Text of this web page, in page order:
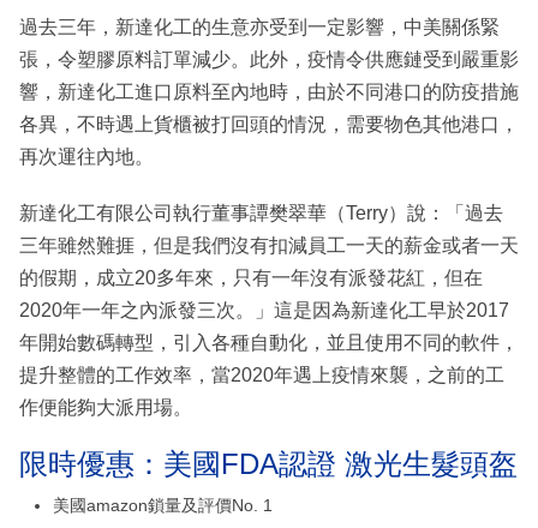
過去三年，新達化工的生意亦受到一定影響，中美關係緊
張，令塑膠原料訂單減少。此外，疫情令供應鏈受到嚴重影
響，新達化工進口原料至內地時，由於不同港口的防疫措施
各異，不時遇上貨櫃被打回頭的情況，需要物色其他港口，
再次運往內地。
新達化工有限公司執行董事譚樊翠華（Terry）說：「過去
三年雖然難捱，但是我們沒有扣減員工一天的薪金或者一天
的假期，成立20多年來，只有一年沒有派發花紅，但在
2020年一年之內派發三次。」這是因為新達化工早於2017
年開始數碼轉型，引入各種自動化，並且使用不同的軟件，
提升整體的工作效率，當2020年遇上疫情來襲，之前的工
作便能夠大派用場。
限時優惠：美國FDA認證 激光生髮頭盔
美國amazon鎖量及評價No. 1